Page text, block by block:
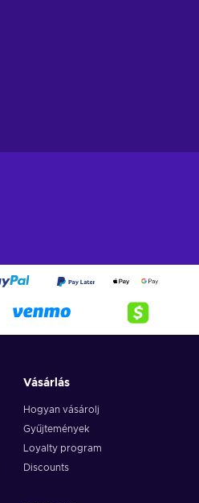
Vásárlás
Hogyan vásárolj
Gyűjtemények
Loyalty program
Discounts